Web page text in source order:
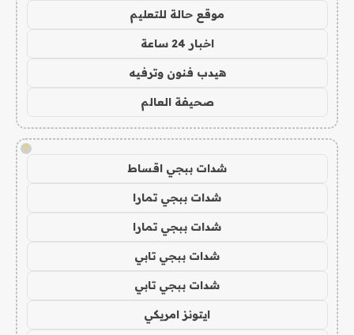
موقع حالة للتعليم
اخبار 24 ساعة
هيدب فنون وترفيه
صحيفة العالم
!
شدات ببجي اقساط
شدات ببجي تمارا
شدات ببجي تمارا
شدات ببجي تابي
شدات ببجي تابي
ايتونز امريكي